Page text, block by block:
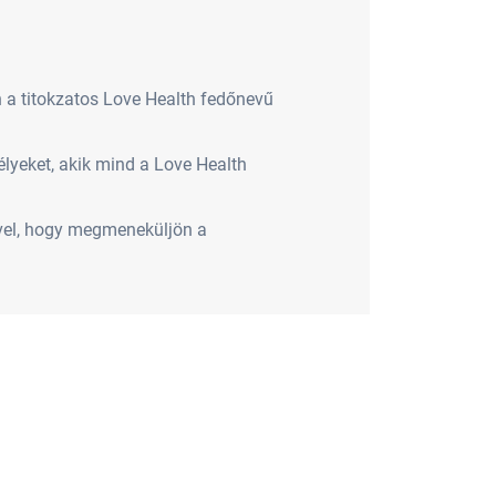
titokzatos Love Health fedőnevű
akik mind a Love Health
hogy megmeneküljön a